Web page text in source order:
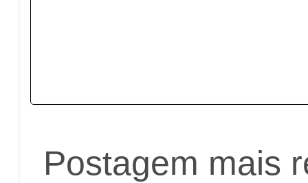
Postagem mais